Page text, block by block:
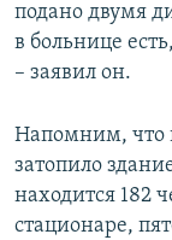
подано двумя
в больнице
– заявил он.
Напомним, что
затопило
находится 182
стационаре,